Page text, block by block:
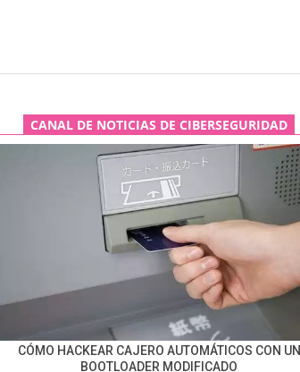
CANAL DE NOTICIAS DE CIBERSEGURIDAD
CÓMO HACKEAR CAJERO AUTOMÁTICOS CON UN
BOOTLOADER MODIFICADO